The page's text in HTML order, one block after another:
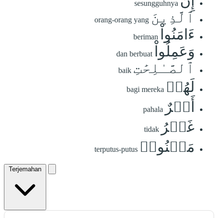
sesungguhnya
ٱلَّذِينَ orang-orang yang
ءَامَنُواْ beriman
وَعَمِلُواْ dan berbuat
ٱلصَّـٰلِحَٰتِ baik
لَهُمۡ bagi mereka
أَجۡرٌ pahala
غَيۡرُ tidak
مَمۡنُونٖ terputus-putus
Terjemahan